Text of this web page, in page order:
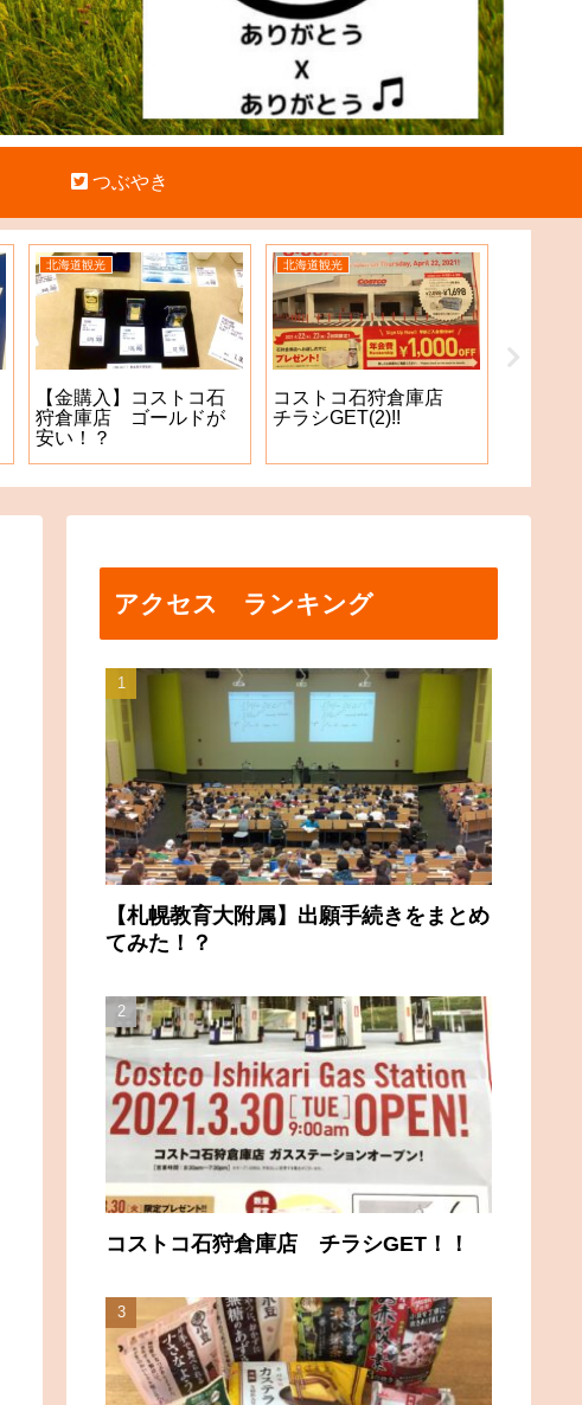
つぶやき
北海道観光
【金購入】コストコ石
狩倉庫店 ゴールドが
安い！？
北海道観光
コストコ石狩倉庫店
チラシGET(2)!!
アクセス ランキング
【札幌教育大附属】出願手続きをまとめ
てみた！？
コストコ石狩倉庫店 チラシGET！！